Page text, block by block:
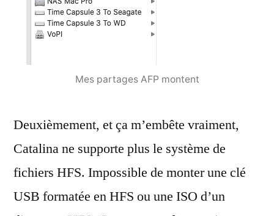
Mes partages AFP montent
Deuxièmement, et ça m’embête vraiment,
Catalina ne supporte plus le système de
fichiers HFS. Impossible de monter une clé
USB formatée en HFS ou une ISO d’un